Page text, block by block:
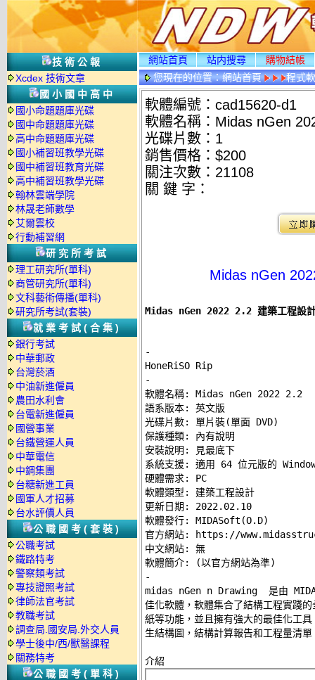
技術公報
Xcdex 技術文章
國小國中高中
國小命題題庫光碟
國中命題題庫光碟
高中命題題庫光碟
國小補習班教學光碟
國中補習班教育光碟
高中補習班教學光碟
翰林雲端學院
林晟老師數學
艾爾雲校
行動補習網
研究所考試
理工研究所(單科)
商管研究所(單科)
文科藝術傳播(單科)
研究所考試(套裝)
就業考試(合集)
銀行考試
中華郵政
台灣菸酒
中油新進僱員
農田水利會
台電新進僱員
國營事業
台鐵營運人員
中華電信
中鋼集團
台糖新進工員
國軍人才招募
台水評價人員
公職國考(套裝)
公職考試
鐵路特考
警察類考試
專技證照考試
律師法官考試
教職考試
調查局.國安局.外交人員
學士後中/西/獸醫課程
關務特考
公職國考(單科)
網站首頁 站内搜尋
購物結帳
您現在的位置：網站首頁 程式
軟體編號：cad15620-d1
軟體名稱：Midas nGen
光碟片數：1
銷售價格：$200
關注次數： 21108
關 鍵 字：
Midas nGen
Midas nGen 2022 2.2 建築工程設
-
-
軟體名稱: Midas nGen 2022 2.2
語系版本: 英文版
光碟片數: 單片裝(單面 DVD)
保護種類: 內有說明
安裝說明:
見最底下
系統支援: 適用 64 位元版的
硬體需求: PC
軟體類型: 建築工程設計
更新日期: 2022.02.10
軟體發行: MIDASoft(O.D)
官方網站:
https://
中文網站: 無
-
midas nGen n Drawing  是由
佳化軟體，軟體集合了結構工程實踐
紙等功能，並且擁有強大的最佳化工
生結構圖，結構計算報告和工程量清